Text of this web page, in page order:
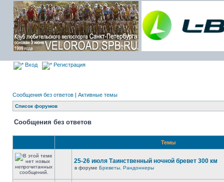
Вход Регистрация
Сообщения без ответов | Активные темы
Список форумов
Сообщения без ответов
Темы
25-26 июля Таинственный ночной бревет 300 км
в форуме Бреветы. Рандоннеры